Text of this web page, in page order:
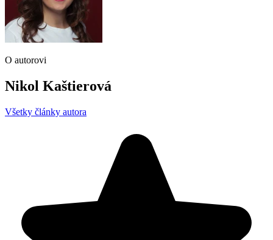
O autorovi
Nikol Kaštierová
Všetky články autora